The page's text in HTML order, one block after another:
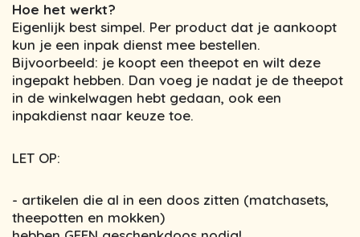
Hoe het werkt?
Eigenlijk best simpel. Per product dat je aankoopt
kun je een inpak dienst mee bestellen.
Bijvoorbeeld: je koopt een theepot en wilt deze
ingepakt hebben. Dan voeg je nadat je de theepot
in de winkelwagen hebt gedaan, ook een
inpakdienst naar keuze toe.
LET OP:
- artikelen die al in een doos zitten (matchasets,
theepotten en mokken)